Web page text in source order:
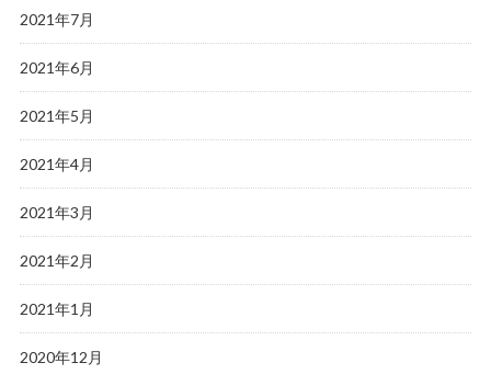
2021年7月
2021年6月
2021年5月
2021年4月
2021年3月
2021年2月
2021年1月
2020年12月